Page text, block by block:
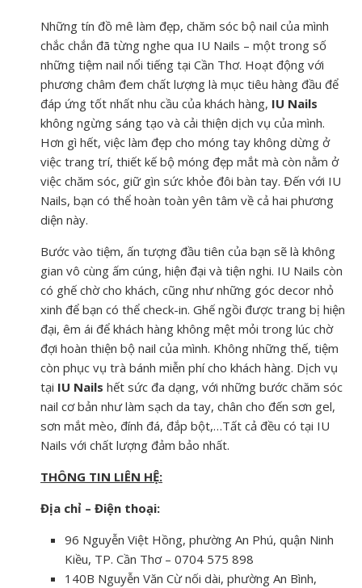
Những tín đồ mê làm đẹp, chăm sóc bộ nail của mình
chắc chắn đã từng nghe qua IU Nails – một trong số
những tiệm nail nổi tiếng tại Cần Thơ. Hoạt động với
phương châm đem chất lượng là mục tiêu hàng đầu để
đáp ứng tốt nhất nhu cầu của khách hàng, IU Nails
không ngừng sáng tạo và cải thiện dịch vụ của mình.
Hơn gì hết, việc làm đẹp cho móng tay không dừng ở
việc trang trí, thiết kế bộ móng đẹp mắt mà còn nằm ở
việc chăm sóc, giữ gìn sức khỏe đôi bàn tay. Đến với IU
Nails, bạn có thể hoàn toàn yên tâm về cả hai phương
diện này.
Bước vào tiệm, ấn tượng đầu tiên của bạn sẽ là không
gian vô cùng ấm cúng, hiện đại và tiện nghi. IU Nails còn
có ghế chờ cho khách, cũng như những góc decor nhỏ
xinh để bạn có thể check-in. Ghế ngồi được trang bị hiện
đại, êm ái để khách hàng không mệt mỏi trong lúc chờ
đợi hoàn thiện bộ nail của mình. Không những thế, tiệm
còn phục vụ trà bánh miễn phí cho khách hàng. Dịch vụ
tại IU Nails hết sức đa dạng, với những bước chăm sóc
nail cơ bản như làm sạch da tay, chân cho đến sơn gel,
sơn mắt mèo, đính đá, đắp bột,…Tất cả đều có tại IU
Nails với chất lượng đảm bảo nhất.
THÔNG TIN LIÊN HỆ:
Địa chỉ – Điện thoại:
96 Nguyễn Việt Hồng, phường An Phú, quận Ninh
Kiều, TP. Cần Thơ – 0704 575 898
140B Nguyễn Văn Cừ nối dài, phường An Bình,